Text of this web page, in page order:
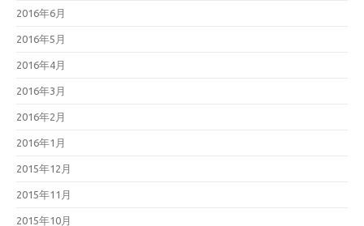
2016年6月
2016年5月
2016年4月
2016年3月
2016年2月
2016年1月
2015年12月
2015年11月
2015年10月